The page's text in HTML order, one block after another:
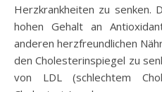
Herzkrankheiten zu senken.
hohen Gehalt an
anderen herzfreundlichen
den Cholesterinspiegel zu
von LDL (schlechtem